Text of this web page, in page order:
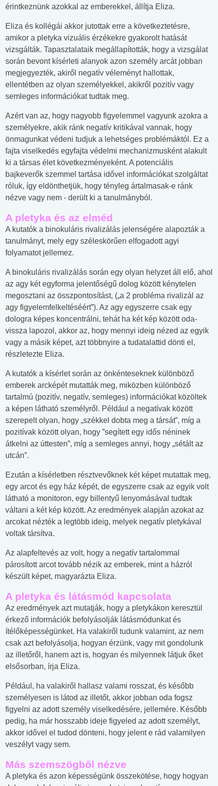
érintkeznünk azokkal az emberekkel, állítja Eliza.
Eliza és kollégái akkor jutottak erre a következtetésre,
amikor a pletyka vizuális érzékekre gyakorolt hatását
vizsgálták. Tapasztalataik megállapították, hogy a vizsgálat
során bevont kísérleti alanyok azon személy arcát jobban
megjegyezték, akiről negatív véleményt hallottak,
ellentétben az olyan személyekkel, akikről pozitív vagy
semleges információkat tudtak meg.
Azért van az, hogy nagyobb figyelemmel vagyunk azokra a
személyekre, akik ránk negatív kritikával vannak, hogy
önmagunkat védeni tudjuk a lehetséges problémáktól. Ez a
fajta viselkedés egyfajta védelmi mechanizmusként alakult
ki a társas élet következményeként. A potenciális
bajkeverők szemmel tartása idővel információkat szolgáltat
róluk, így eldönthetjük, hogy tényleg ártalmasak-e ránk
nézve vagy nem - derült ki a tanulmányból.
A pletyka és az elméd
A kutatók a binokuláris rivalizálás jelenségére alapozták a
tanulmányt, mely egy széleskörűen elfogadott agyi
folyamatot jellemez.
A binokuláris rivalizálás során egy olyan helyzet áll elő, ahol
az agy két egyforma jelentőségű dolog között kénytelen
megosztani az összpontosítást, („a 2 probléma rivalizál az
agy figyelemfelkeltéséért”). Az agy egyszerre csak egy
dologra képes koncentrálni, tehát ha két kép között oda-
vissza lapozol, akkor az, hogy mennyi ideig nézed az egyik
vagy a másik képet, azt többnyire a tudatalattid dönti el,
részletezte Eliza.
A kutatók a kísérlet során az önkénteseknek különböző
emberek arcképét mutatták meg, miközben különböző
tartalmú (pozitív, negatív, semleges) információkat közöltek
a képen látható személyről. Például a negatívak között
szerepelt olyan, hogy „székkel dobta meg a társát”, míg a
pozitívak között olyan, hogy ”segített egy idős néninek
átkelni az úttesten”, míg a semleges annyi, hogy „sétált az
utcán”.
Ezután a kísérletben résztvevőknek két képet mutattak meg,
egy arcot és egy ház képét, de egyszerre csak az egyik volt
látható a monitoron, egy billentyű lenyomásával tudtak
váltani a két kép között. Az eredmények alapján azokat az
arcokat nézték a legtöbb ideig, melyek negatív pletykával
voltak társítva.
Az alapfeltevés az volt, hogy a negatív tartalommal
párosított arcot tovább nézik az emberek, mint a házról
készült képet, magyarázta Eliza.
A pletyka és látásmód kapcsolata
Az eredmények azt mutatják, hogy a pletykákon keresztül
érkező információk befolyásolják látásmódunkat és
ítélőképességünket. Ha valakiről tudunk valamint, az nem
csak azt befolyásolja, hogyan érzünk, vagy mit gondolunk
az illetőről, hanem azt is, hogyan és milyennek látjuk őket
elsősorban, írja Eliza.
Például, ha valakiről hallasz valami rosszat, és később
személyesen is látod az illetőt, akkor jobban oda fogsz
figyelni az adott személy viselkedésére, jellemére. Később
pedig, ha már hosszabb ideje figyeled az adott személyt,
akkor idővel el tudod dönteni, hogy jelent e rád valamilyen
veszélyt vagy sem.
Más szemszögből nézve
A pletyka és azon képességünk összekötése, hogy hogyan